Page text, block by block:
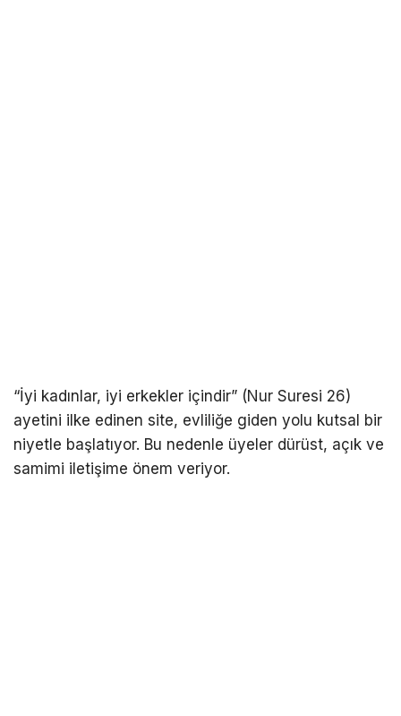
“İyi kadınlar, iyi erkekler içindir” (Nur Suresi 26)
ayetini ilke edinen site, evliliğe giden yolu kutsal bir
niyetle başlatıyor. Bu nedenle üyeler dürüst, açık ve
samimi iletişime önem veriyor.